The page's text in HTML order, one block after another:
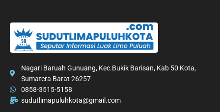
Nagari Baruah Gunuang, Kec.Bukik Barisan, Kab 50 Kota,
Sumatera Barat 26257
0858-3515-5158
sudutlimapuluhkota@gmail.com